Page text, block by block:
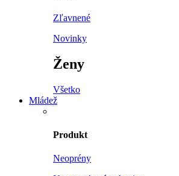
Zľavnené
Novinky
Ženy
Všetko
Mládež
Produkt
Neoprény